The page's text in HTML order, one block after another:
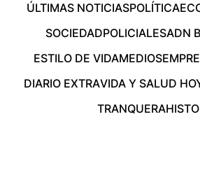
ÚLTIMAS NOTICIASPOLÍTICA
SOCIEDADPOLICIALESADN
ESTILO DE VIDAMEDIOS
DIARIO EXTRAVIDA Y SALUD
TRANQUERA